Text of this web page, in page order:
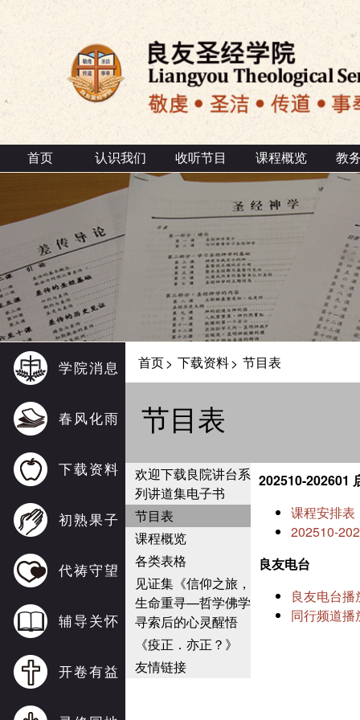
首页 认识我们 收听节目 课程概览 教
学院消息
春风化雨
下载资料
初熟果子
代祷守望
辅导关怀
开卷有益
首页> 下载资料> 节目表
节目表
欢迎下载良院讲台系
列讲道集电子书
节目表
课程概览
各类表格
见证集《信仰之旅，
生命重寻—哲学佛学
寻索后的心灵醒悟
《疫正．亦正？》
友情链接
202510-202601
课程安排表
202510-
良友电台
良友电台
同行频道播